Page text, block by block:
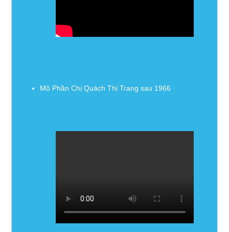
Mộ Phần Chị Quách Thị Trang sau 1966